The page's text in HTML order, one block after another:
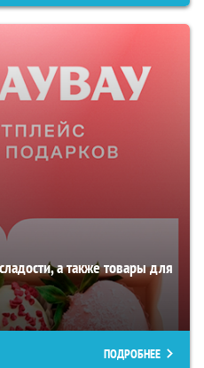
а также товары для
ПОДРОБНЕЕ